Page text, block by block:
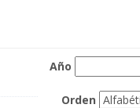
Año
Orden